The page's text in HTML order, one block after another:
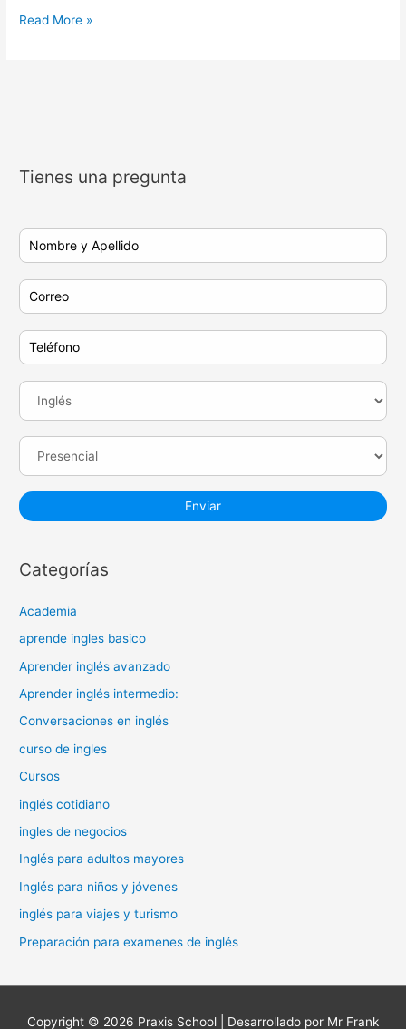
Read More »
Tienes una pregunta
Categorías
Academia
aprende ingles basico
Aprender inglés avanzado
Aprender inglés intermedio:
Conversaciones en inglés
curso de ingles
Cursos
inglés cotidiano
ingles de negocios
Inglés para adultos mayores
Inglés para niños y jóvenes
inglés para viajes y turismo
Preparación para examenes de inglés
Copyright © 2026 Praxis School | Desarrollado por Mr Frank